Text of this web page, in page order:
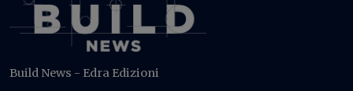
Build News - Edra Edizioni